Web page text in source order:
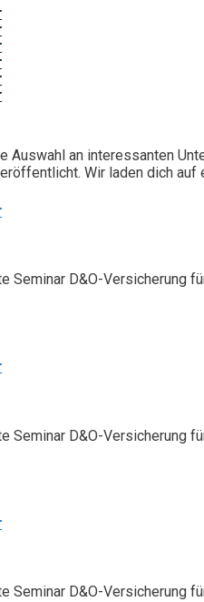
an interessanten
Wir laden dich
Seminar D&O-Versicherung
Seminar D&O-Versicherung
Seminar D&O-Versicherung